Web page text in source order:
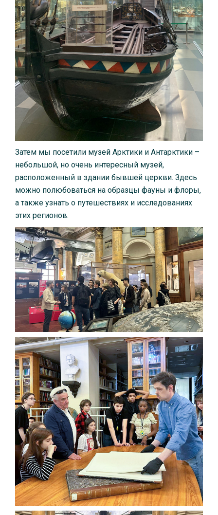
Затем мы посетили музей Арктики и Антарктики –
небольшой, но очень интересный музей,
расположенный в здании бывшей церкви. Здесь
можно полюбоваться на образцы фауны и флоры,
а также узнать о путешествиях и исследованиях
этих регионов.